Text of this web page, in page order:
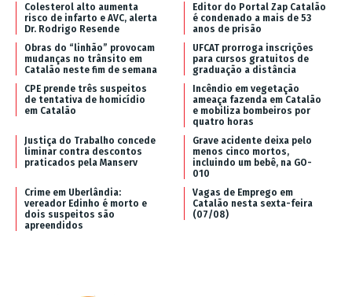
Colesterol alto aumenta
risco de infarto e AVC, alerta
Dr. Rodrigo Resende
Editor do Portal Zap Catalão
é condenado a mais de 53
anos de prisão
Obras do “linhão” provocam
mudanças no trânsito em
Catalão neste fim de semana
UFCAT prorroga inscrições
para cursos gratuitos de
graduação a distância
CPE prende três suspeitos
de tentativa de homicídio
em Catalão
Incêndio em vegetação
ameaça fazenda em Catalão
e mobiliza bombeiros por
quatro horas
Justiça do Trabalho concede
liminar contra descontos
praticados pela Manserv
Grave acidente deixa pelo
menos cinco mortos,
incluindo um bebê, na GO-
010
Crime em Uberlândia:
vereador Edinho é morto e
dois suspeitos são
apreendidos
Vagas de Emprego em
Catalão nesta sexta-feira
(07/08)